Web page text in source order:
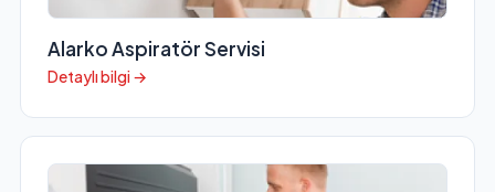
Alarko Aspiratör Servisi
Detaylı bilgi →